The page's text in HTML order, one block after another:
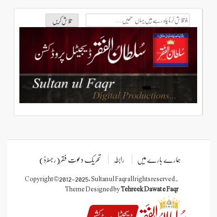
تلاش
چاہ
ہیں
لکھیں
ہمارے بارے میں رابطہ تحریک دعوتِ فقر(رجسٹرڈ)
Copyright © 2012-2025, Sultan ul Faqr all rights reserved.
Theme Designed byTehreek Dawat e Faqr